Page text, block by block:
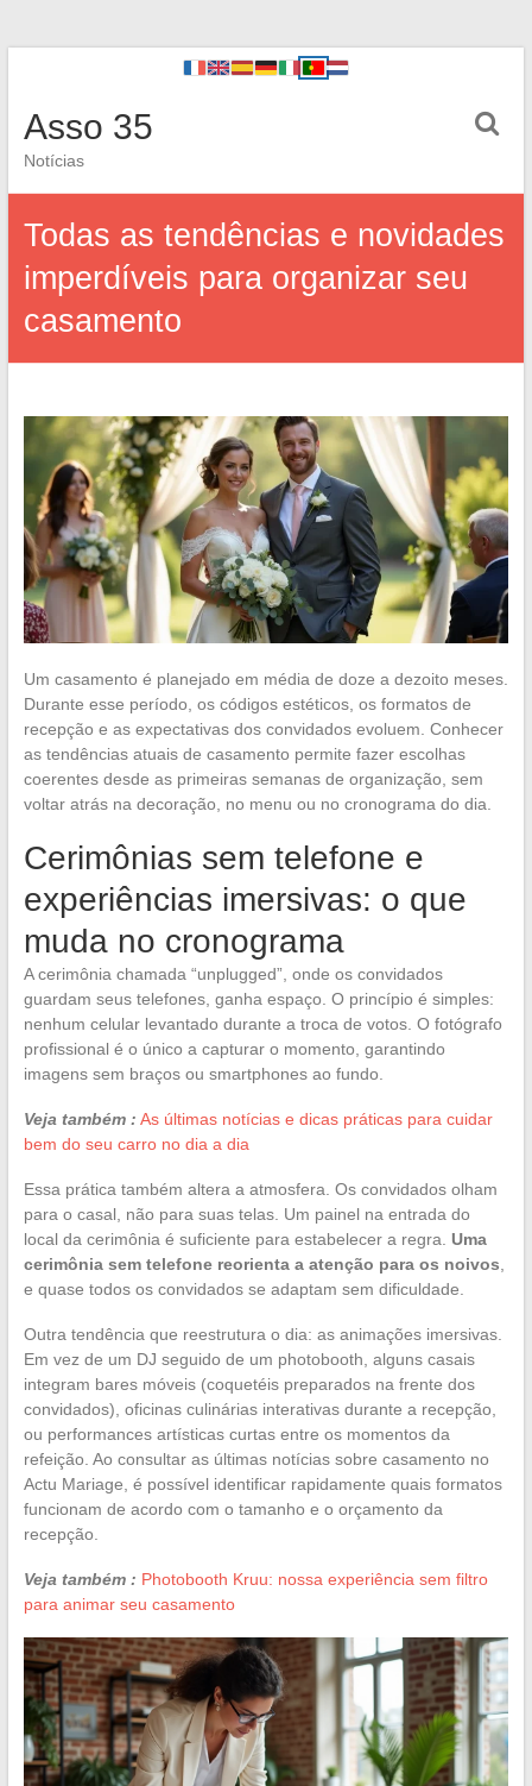
Asso 35
Notícias
Todas as tendências e novidades
imperdíveis para organizar seu
casamento
Um casamento é planejado em média de doze a dezoito meses.
Durante esse período, os códigos estéticos, os formatos de
recepção e as expectativas dos convidados evoluem. Conhecer
as tendências atuais de casamento permite fazer escolhas
coerentes desde as primeiras semanas de organização, sem
voltar atrás na decoração, no menu ou no cronograma do dia.
Cerimônias sem telefone e
experiências imersivas: o que
muda no cronograma
A cerimônia chamada “unplugged”, onde os convidados
guardam seus telefones, ganha espaço. O princípio é simples:
nenhum celular levantado durante a troca de votos. O fotógrafo
profissional é o único a capturar o momento, garantindo
imagens sem braços ou smartphones ao fundo.
Veja também : As últimas notícias e dicas práticas para cuidar
bem do seu carro no dia a dia
Essa prática também altera a atmosfera. Os convidados olham
para o casal, não para suas telas. Um painel na entrada do
local da cerimônia é suficiente para estabelecer a regra. Uma
cerimônia sem telefone reorienta a atenção para os noivos
e quase todos os convidados se adaptam sem dificuldade.
Outra tendência que reestrutura o dia: as animações imersivas.
Em vez de um DJ seguido de um photobooth, alguns casais
integram bares móveis (coquetéis preparados na frente dos
convidados), oficinas culinárias interativas durante a recepção,
ou performances artísticas curtas entre os momentos da
refeição. Ao consultar as últimas notícias sobre casamento no
Actu Mariage, é possível identificar rapidamente quais formatos
funcionam de acordo com o tamanho e o orçamento da
recepção.
Veja também : Photobooth Kruu: nossa experiência sem filtro
para animar seu casamento